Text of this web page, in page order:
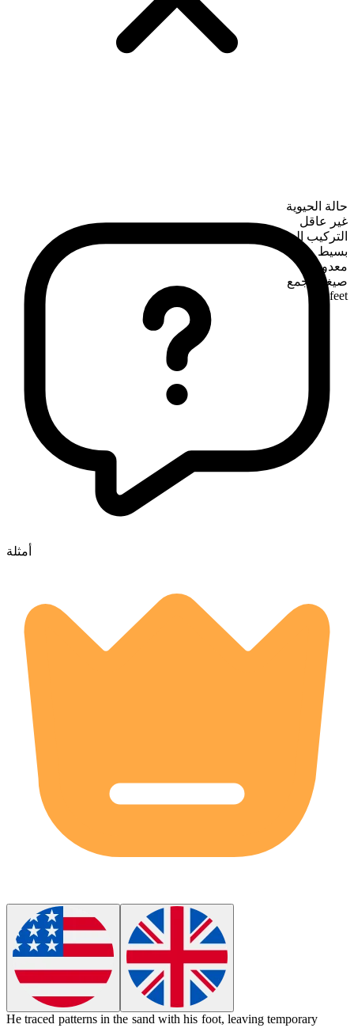
حالة الحيوية
غير عاقل
التركيب الصرفي
بسيط
معدود
صيغة الجمع
feet
أمثلة
He traced patterns in the sand with his foot, leaving temporary